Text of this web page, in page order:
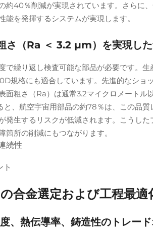
40％削減が実現されています。さらに
を発揮するシステムが実現します。
（Ra ＜ 3.2 µm）を実現した
繰り返し検査可能な部品が必要です。
格にも適合しています。先進的なショ
粗さ（Ra）は通常3.2マイクロメート
、航空宇宙用部品の約78％は、この品
生するリスクが低減されます。こうし
所の削減にもつながります。
続性
ト
合金選定および工程最適
熱伝導率、鋳造性のトレード